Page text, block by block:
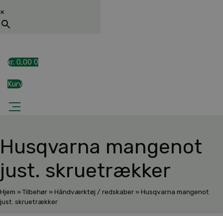
×
kr. 0,00 0
Kurv
Husqvarna mangenot
just. skruetrækker
Hjem »Tilbehør»Håndværktøj / redskaber»Husqvarna mangenot
just. skruetrækker